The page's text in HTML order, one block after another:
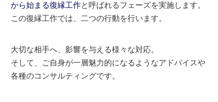
から始まる復縁工作と呼ばれるフェーズを実施します。
この復縁工作では、二つの行動を行います。
大切な相手へ、影響を与える様々な対応。
そして、ご自身が一層魅力的になるようなアドバイスや
各種のコンサルティングです。